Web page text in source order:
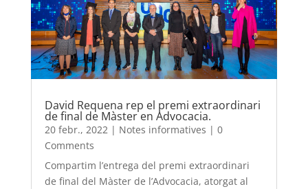
David Requena rep el premi extraordinari
de final de Màster en Advocacia.
20 febr., 2022| Notes informatives | 0
Comments
Compartim l’entrega del premi extraordinari
de final del Màster de l’Advocacia, atorgat al